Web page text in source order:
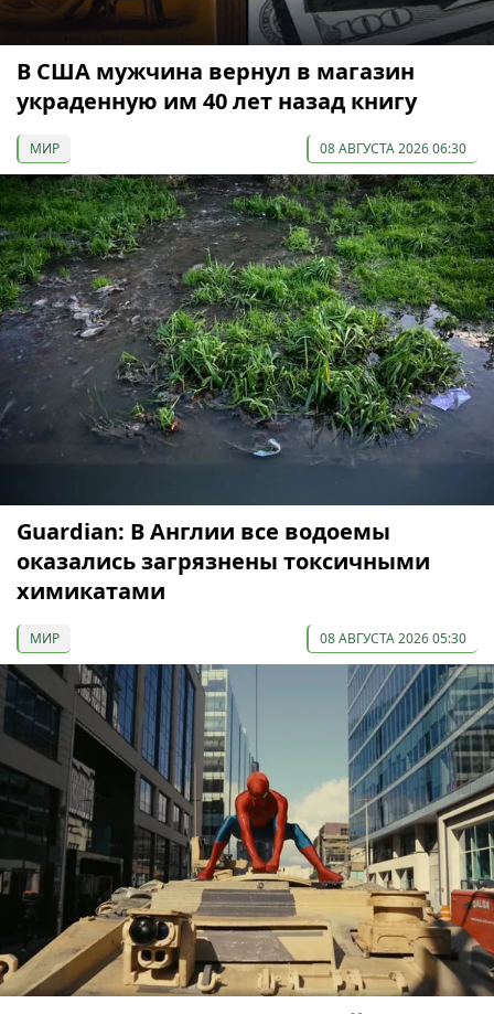
В США мужчина вернул в магазин
украденную им 40 лет назад книгу
МИР 08 АВГУСТА 2026 06:30
Guardian: В Англии все водоемы
оказались загрязнены токсичными
химикатами
МИР 08 АВГУСТА 2026 05:30